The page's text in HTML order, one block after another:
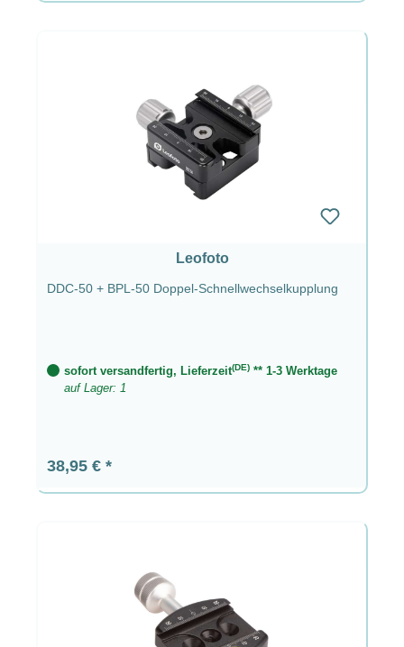
Leofoto
DDC-50 + BPL-50 Doppel-Schnellwechselkupplung
sofort versandfertig, Lieferzeit(DE) ** 1-3 Werktage
auf Lager: 1
Regulärer Preis:
38,95 €